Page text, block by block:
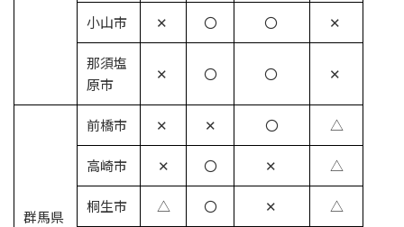
小山市 ✕ 〇 〇 ✕
那須塩
原市
✕ 〇 〇 ✕
群馬県
前橋市 ✕ ✕ 〇 △
高崎市 ✕ 〇 ✕ △
桐生市 △ 〇 ✕ △